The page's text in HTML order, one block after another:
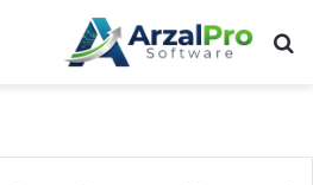
بحث عن